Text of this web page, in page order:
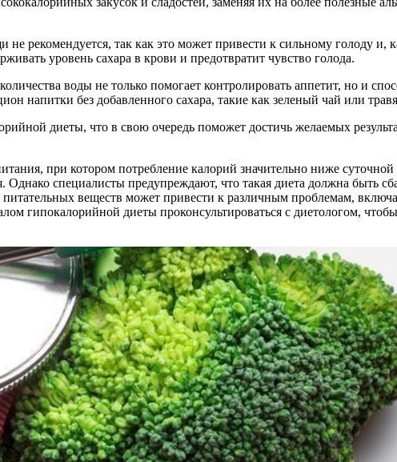
рекомендуется, так как это может привести к сильному голоду и,
уровень сахара в крови и предотвратит чувство голода.
воды не только помогает контролировать аппетит, но и
напитки без добавленного сахара, такие как зеленый чай или
диеты, что в свою очередь поможет достичь желаемых
при котором потребление калорий значительно ниже
специалисты предупреждают, что такая диета должна быть
веществ может привести к различным проблемам,
гипокалорийной диеты проконсультироваться с диетологом,